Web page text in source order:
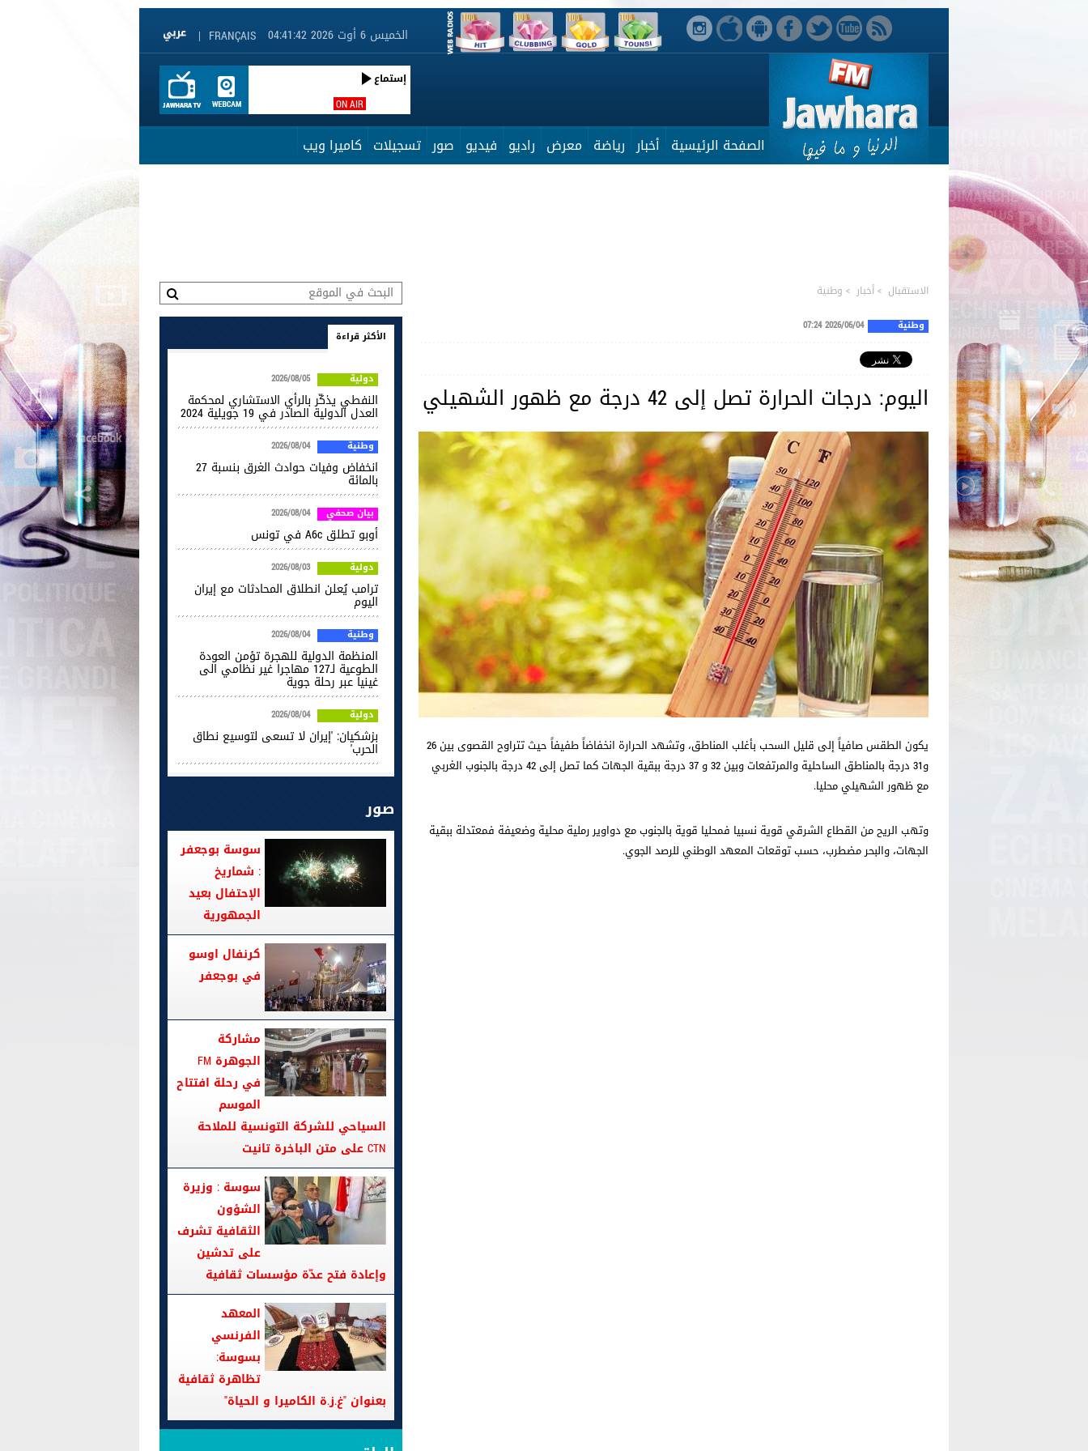
FRANÇAIS
| الخميس 6 أوت 2026 04:41:43
ON AIR
إستماع
الصفحة الرئيسية أخبار رياضة معرض راديو فيديو صور تسجيلات كاميرا ويب
الاستقبال >أخبار > وطنية
وطنية 2026/06/04 07:24
اليوم: درجات الحرارة تصل إلى 42 درجة مع ظهور الشهيلي
يكون الطقس صافياً إلى قليل السحب بأغلب المناطق، وتشهد الحرارة انخفاضاً طفيفاً حيث تتراوح القصوى بين 26
و31 درجة بالمناطق الساحلية والمرتفعات وبين 32 و 37 درجة ببقية الجهات كما تصل إلى 42 درجة بالجنوب الغربي
مع ظهور الشهيلي محليا.
وتهب الريح من القطاع الشرقي قوية نسبيا فمحليا قوية بالجنوب مع دواوير رملية محلية وضعيفة فمعتدلة ببقية
الجهات، والبحر مضطرب، حسب توقعات المعهد الوطني للرصد الجوي.
الأكثر قراءة
دولية 2026/08/05
النفطي يذكّر بالرأي الاستشاري لمحكمة
العدل الدولية الصادر في 19 جويلية 2024
وطنية 2026/08/04
انخفاض وفيات حوادث الغرق بنسبة 27
بالمائة
بيان صحفي 2026/08/04
أوبو تطلق A6c في تونس
دولية 2026/08/03
ترامب يُعلن انطلاق المحادثات مع إيران
اليوم
وطنية 2026/08/04
المنظمة الدولية للهجرة تؤمن العودة
الطوعية لـ127 مهاجرا غير نظامي الى
غينيا عبر رحلة جوية
دولية 2026/08/04
بزشكيان: 'إيران لا تسعى لتوسيع نطاق
الحرب'
صور
سوسة بوجعفر
: شماريخ
الإحتفال بعيد
الجمهورية
كرنفال اوسو
في بوجعفر
مشاركة
الجوهرة FM
في رحلة افتتاح
الموسم
السياحي للشركة التونسية للملاحة
CTN على متن الباخرة تانيت
سوسة : وزيرة
الشؤون
الثقافية تشرف
على تدشين
وإعادة فتح عدّة مؤسسات ثقافية
المعهد
الفرنسي
بسوسة:
تظاهرة ثقافية
بعنوان "غ.ز.ة الكاميرا و الحياة"